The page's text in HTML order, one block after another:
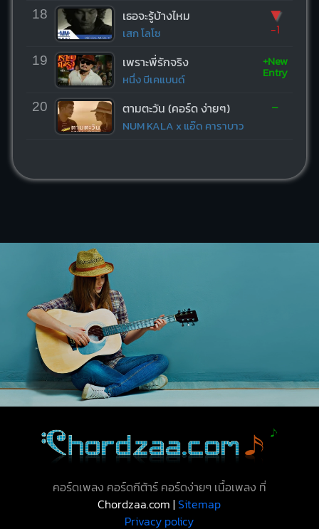
18 เธอจะรู้บ้างไหม
เสก โลโซ
▼
-1
19 เพราะพี่รักจริง
หนึ่ง บีเคแบนด์
+New
Entry
20 ตามตะวัน (คอร์ด ง่ายๆ)
NUM KALA x แอ๊ด คาราบาว
-
คอร์ดเพลง คอร์ดกีต้าร์ คอร์ดง่ายๆ เนื้อเพลง ที่
Chordzaa.com |Sitemap
Privacy policy